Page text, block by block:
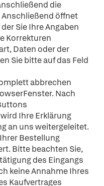
die
öffnet
Sie Ihre Angaben
Korrekturen
Daten oder der
Sie bitte auf das Feld
abbrechen
Nach
Ihre Erklärung
an uns weitergeleitet.
Bestellung
Bitte beachten Sie,
des Eingangs
keine Annahme Ihres
Kaufvertrages